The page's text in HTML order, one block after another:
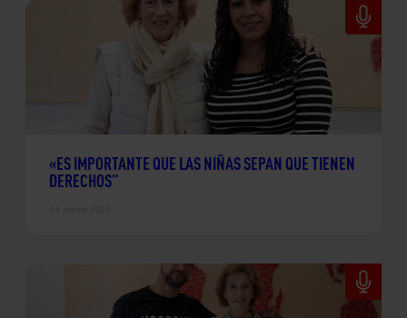
«ES IMPORTANTE QUE LAS NIÑAS SEPAN QUE TIENEN
DERECHOS”